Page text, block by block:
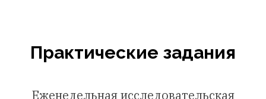
Практические задания
Еженедельная исследовательская